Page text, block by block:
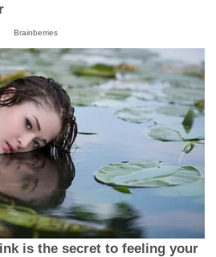
Brainberries
is the secret to feeling your